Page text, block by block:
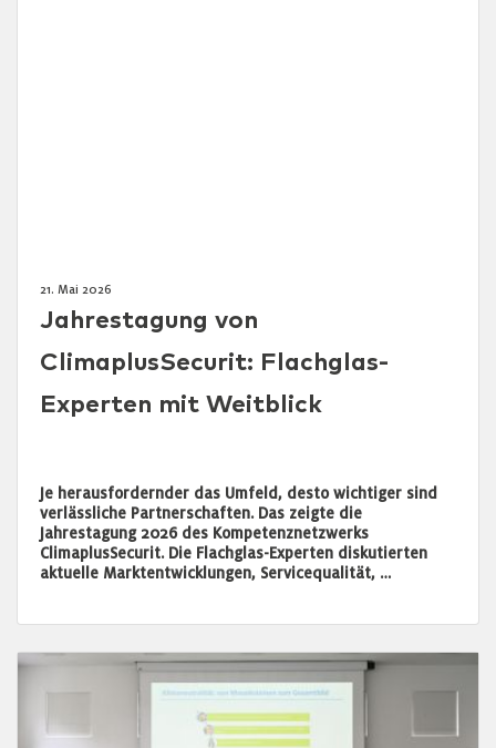
21. Mai 2026
Jahrestagung von
ClimaplusSecurit: Flachglas-
Experten mit Weitblick
Je herausfordernder das Umfeld, desto wichtiger sind
verlässliche Partnerschaften. Das zeigte die
Jahrestagung 2026 des Kompetenznetzwerks
ClimaplusSecurit. Die Flachglas-Experten diskutierten
aktuelle Marktentwicklungen, Servicequalität, …